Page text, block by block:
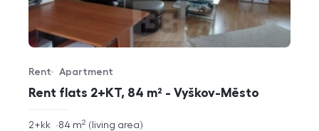
Rent flats 2+KT, 84 m² - Vyškov-Město
Offer type
Rent
Property type
Apartment
rozměry
2+kk living area
84 m2